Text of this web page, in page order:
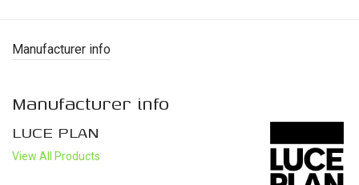
Manufacturer info
Manufacturer info
LUCE PLAN
View All Products